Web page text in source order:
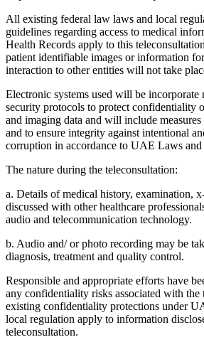
All existing federal law laws and local
guidelines regarding access to medical
Health Records apply to this
patient identifiable images or information
interaction to other entities will not take
Electronic systems used will be
security protocols to protect confidentiality
and imaging data and will include measures
and to ensure integrity against intentional
corruption in accordance to UAE Laws and
The nature during the teleconsultation:
a. Details of medical history, examination,
discussed with other healthcare
audio and telecommunication technology.
b. Audio and/ or photo recording may be
diagnosis, treatment and quality control.
Responsible and appropriate efforts have
any confidentiality risks associated with the
existing confidentiality protections under
local regulation apply to information
teleconsultation.